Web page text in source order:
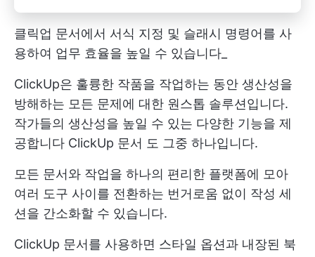
클릭업 문서에서 서식 지정 및 슬래시 명령어를 사
용하여 업무 효율을 높일 수 있습니다_
ClickUp은 훌륭한 작품을 작업하는 동안 생산성을
방해하는 모든 문제에 대한 원스톱 솔루션입니다.
작가들의 생산성을 높일 수 있는 다양한 기능을 제
공합니다 ClickUp 문서 도 그중 하나입니다.
모든 문서와 작업을 하나의 편리한 플랫폼에 모아
여러 도구 사이를 전환하는 번거로움 없이 작성 세
션을 간소화할 수 있습니다.
ClickUp 문서를 사용하면 스타일 옵션과 내장된 북